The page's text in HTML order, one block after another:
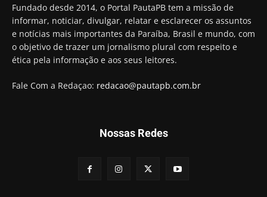
Fundado desde 2014, o Portal PautaPB tem a missão de
informar, noticiar, divulgar, relatar e esclarecer os assuntos
e notícias mais importantes da Paraíba, Brasil e mundo, com
o objetivo de trazer um jornalismo plural com respeito e
ética pela informação e aos seus leitores.
Fale Com a Redaçao: redacao@pautapb.com.br
Nossas Redes